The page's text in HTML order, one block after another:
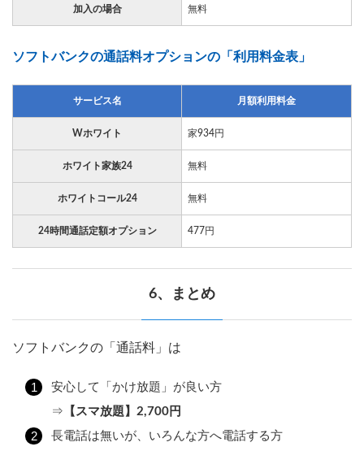
加入の場合 無料
ソフトバンクの通話料オプションの「利用料金表」
サービス名 月額利用料金
Wホワイト 家934円
ホワイト家族24 無料
ホワイトコール24 無料
24時間通話定額オプション 477円
6、まとめ
ソフトバンクの「通話料」は
安心して「かけ放題」が良い方
⇒ 【スマ放題】2,700円
長電話は無いが、いろんな方へ電話する方